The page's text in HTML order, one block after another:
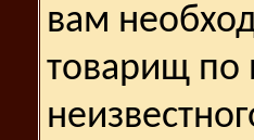
вам
товарищ по